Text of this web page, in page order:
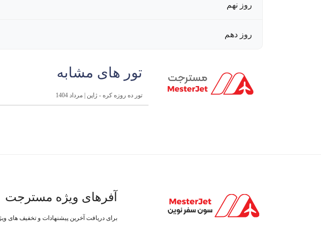
روز نهم
روز دهم
تور های مشابه
تور ده روزه کره - ژاپن | مرداد 1404
آفرهای ویژه مسترجت
برای دریافت آخرین پیشنهادات و تخفیف های